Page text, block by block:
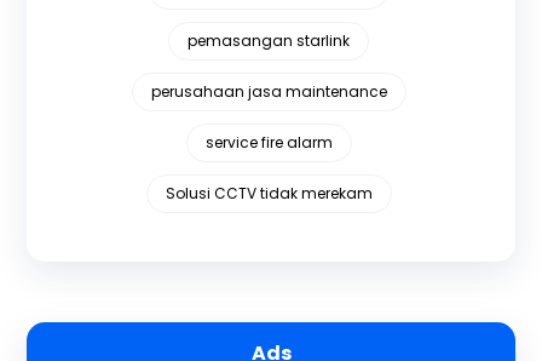
pemasangan starlink
perusahaan jasa maintenance
service fire alarm
Solusi CCTV tidak merekam
Ads